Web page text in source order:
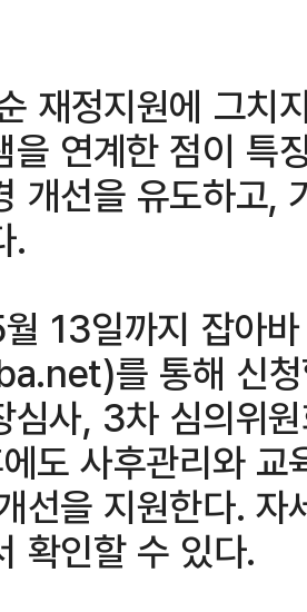
재정지원에 그치
을 연계한 점이 특
개선을 유도하고,
.
13일까지 잡아
를 통해 신청
심사, 3차 심의위
도 사후관리와
선을 지원한다.
확인할 수 있다.